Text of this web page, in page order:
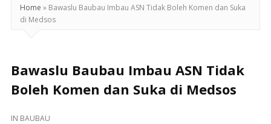
Home » Bawaslu Baubau Imbau ASN Tidak Boleh Komen dan Suka
di Medsos
Bawaslu Baubau Imbau ASN Tidak
Boleh Komen dan Suka di Medsos
IN BAUBAU